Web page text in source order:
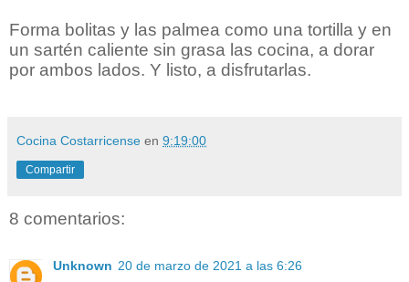
Forma bolitas y las palmea como una tortilla y en
un sartén caliente sin grasa las cocina, a dorar
por ambos lados. Y listo, a disfrutarlas.
Cocina Costarricense en 9:19:00
Compartir
8 comentarios:
Unknown 20 de marzo de 2021 a las 6:26